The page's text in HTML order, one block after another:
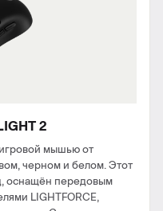
2
мышью от
черном и белом. Этот
оснащён передовым
LIGHTFORCE,